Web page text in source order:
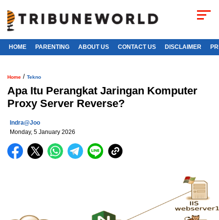
HOME PARENTING ABOUT US CONTACT US DISCLAIMER
Home / Tekno
Apa Itu Perangkat Jaringan Komputer
Proxy Server Reverse?
Indra@joo
Monday, 5 January 2026